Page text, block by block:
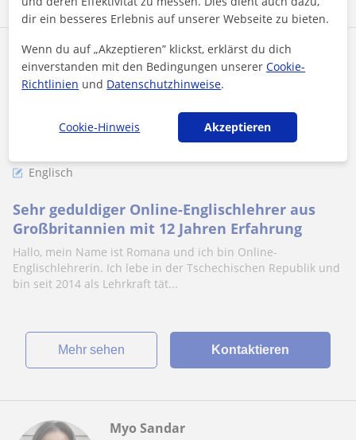
30€/h 1. Lektion kostenlos
Romana
Englisch
Sehr geduldiger Online-Englischlehrer aus
Großbritannien mit 12 Jahren Erfahrung
Hallo, mein Name ist Romana und ich bin Online-
Englischlehrerin. Ich lebe in der Tschechischen Republik und
bin seit 2014 als Lehrkraft tät...
Mehr sehen Kontaktieren
Myo Sandar
dir ein besseres Erlebnis auf unserer Webseite zu bieten.
Wenn du auf „Akzeptieren” klickst, erklärst du dich
einverstanden mit den Bedingungen unsererCookie-
Richtlinien und Datenschutzhinweise.
Cookie-Hinweis Akzeptieren